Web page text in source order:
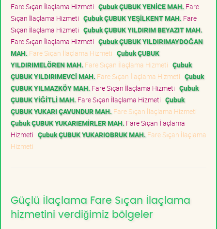
Fare Sıçan İlaçlama Hizmeti Çubuk ÇUBUK YENİCE MAH. Fare
Sıçan İlaçlama Hizmeti Çubuk ÇUBUK YEŞİLKENT MAH. Fare
Sıçan İlaçlama Hizmeti Çubuk ÇUBUK YILDIRIM BEYAZIT MAH.
Fare Sıçan İlaçlama Hizmeti Çubuk ÇUBUK YILDIRIMAYDOĞAN
MAH. Fare Sıçan İlaçlama Hizmeti Çubuk ÇUBUK
YILDIRIMELÖREN MAH. Fare Sıçan İlaçlama Hizmeti Çubuk
ÇUBUK YILDIRIMEVCİ MAH. Fare Sıçan İlaçlama Hizmeti Çubuk
ÇUBUK YILMAZKÖY MAH. Fare Sıçan İlaçlama Hizmeti Çubuk
ÇUBUK YİĞİTLİ MAH. Fare Sıçan İlaçlama Hizmeti Çubuk
ÇUBUK YUKARI ÇAVUNDUR MAH. Fare Sıçan İlaçlama Hizmeti
Çubuk ÇUBUK YUKARIEMİRLER MAH. Fare Sıçan İlaçlama
Hizmeti Çubuk ÇUBUK YUKARIOBRUK MAH. Fare Sıçan İlaçlama
Hizmeti
Güçlü İlaçlama Fare Sıçan İlaçlama
hizmetini verdiğimiz bölgeler